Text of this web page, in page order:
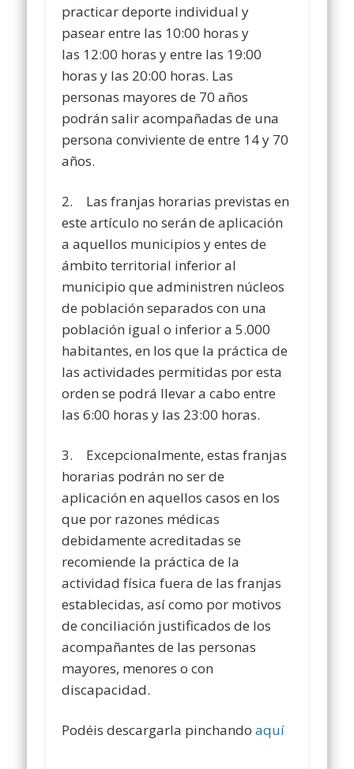
practicar deporte individual y
pasear entre las 10:00 horas y
las 12:00 horas y entre las 19:00
horas y las 20:00 horas. Las
personas mayores de 70 años
podrán salir acompañadas de una
persona conviviente de entre 14 y 70
años.
2. Las franjas horarias previstas en
este artículo no serán de aplicación
a aquellos municipios y entes de
ámbito territorial inferior al
municipio que administren núcleos
de población separados con una
población igual o inferior a 5.000
habitantes, en los que la práctica de
las actividades permitidas por esta
orden se podrá llevar a cabo entre
las 6:00 horas y las 23:00 horas.
3. Excepcionalmente, estas franjas
horarias podrán no ser de
aplicación en aquellos casos en los
que por razones médicas
debidamente acreditadas se
recomiende la práctica de la
actividad física fuera de las franjas
establecidas, así como por motivos
de conciliación justificados de los
acompañantes de las personas
mayores, menores o con
discapacidad.
Podéis descargarla pinchandoaquí